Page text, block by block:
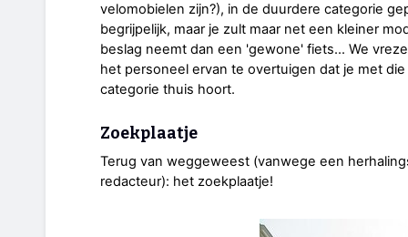
velomobielen zijn?), in de duurdere categorie
begrijpelijk, maar je zult maar net een kleiner
beslag neemt dan een 'gewone' fiets... We
het personeel ervan te overtuigen dat je met
categorie thuis hoort.
Zoekplaatje
Terug van weggeweest (vanwege een
redacteur): het zoekplaatje!